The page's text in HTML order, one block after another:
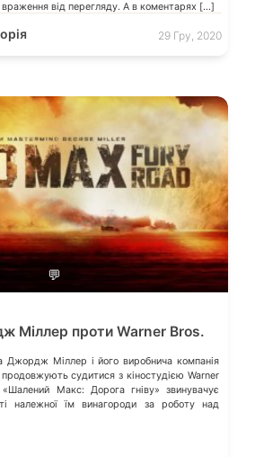
від перегляду. А в коментарях […]
29 Гру, 2020
💬
Міллер проти Warner Bros.
Джордж Міллер і його виробнича компанія
судитися з кіностудією Warner
Макс: Дорога гніву» звинувачує
належної їм винагороди за роботу над